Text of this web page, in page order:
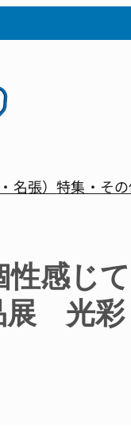
名張）特集・そ
性感じ
展 光彩